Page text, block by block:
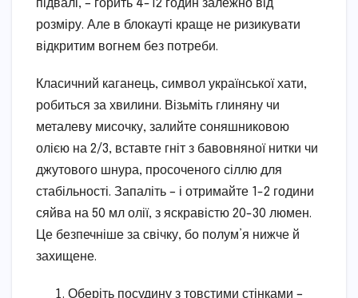
підвалі, – горить 4-12 годин залежно від
розміру. Але в блокауті краще не ризикувати
відкритим вогнем без потреби.
Класичний каганець, символ української хати,
робиться за хвилини. Візьміть глиняну чи
металеву мисочку, залийте соняшниковою
олією на 2/3, вставте гніт з бавовняної нитки чи
джутового шнура, просоченого сіллю для
стабільності. Запаліть – і отримайте 1-2 години
сяйва на 50 мл олії, з яскравістю 20-30 люмен.
Це безпечніше за свічку, бо полум’я нижче й
захищене.
Оберіть посудину з товстими стінками –